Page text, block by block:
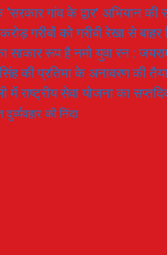
गांव के द्वार’ अभियान की
गरीबों को गरीबी रेखा से
साकार रूप है नमो युवा रन :
की प्रतिमा के अनावरण की
राष्ट्रीय सेवा योजना का
की निंदा